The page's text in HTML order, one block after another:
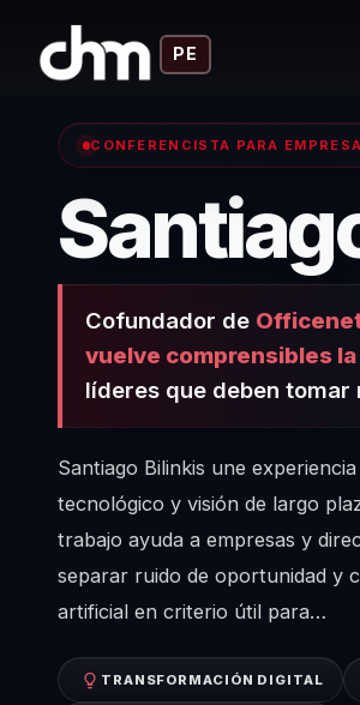
PE
CONFERENCISTA PARA
Cofundador de
vuelve comprensibles
líderes que deben tomar
Santiago Bilinkis une
tecnológico y visión de largo
trabajo ayuda a empresas y
separar ruido de oportunidad y
artificial en criterio útil para…
TRANSFORMACIÓN DIGITAL